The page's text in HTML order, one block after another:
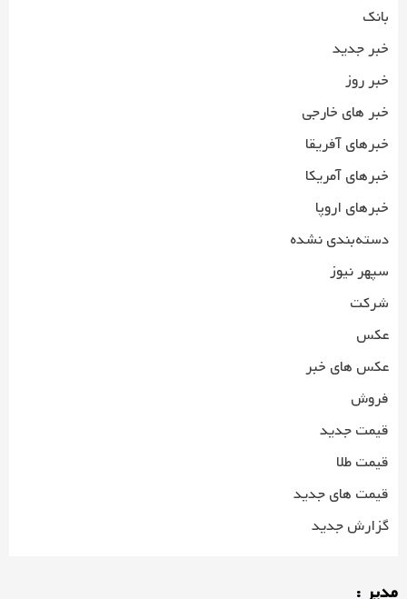
بانک
خبر جدید
خبر روز
خبر های خارجی
خبرهای آفریقا
خبرهای آمریکا
خبرهای اروپا
دسته‌بندی نشده
سپهر نیوز
شرکت
عکس
عکس های خبر
فروش
قیمت جدید
قیمت طلا
قیمت های جدید
گزارش جدید
مدیر :